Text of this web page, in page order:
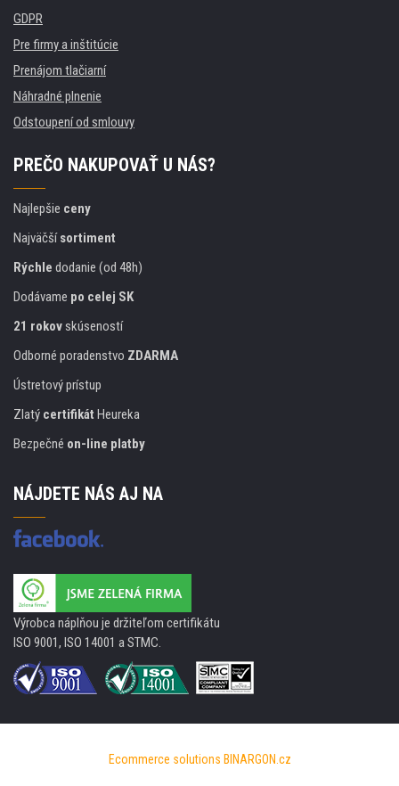
GDPR
Pre firmy a inštitúcie
Prenájom tlačiarní
Náhradné plnenie
Odstoupení od smlouvy
PREČO NAKUPOVAŤ U NÁS?
Najlepšie ceny
Najväčšísortiment
Rýchle dodanie (od 48h)
Dodávame po celej SK
21 rokovskúseností
Odborné poradenstvo ZDARMA
Ústretový prístup
Zlatý certifikát Heureka
Bezpečné on-line platby
NÁJDETE NÁS AJ NA
Výrobca náplňou je držiteľom certifikátu
ISO 9001, ISO 14001 a STMC.
Ecommerce solutions BINARGON.cz